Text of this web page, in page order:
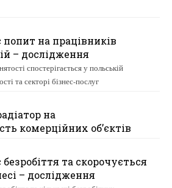
на працівників
– дослідження
спостерігається у польській
та секторі бізнес-послуг
на
комерційних об’єктів
та скорочується
– дослідження